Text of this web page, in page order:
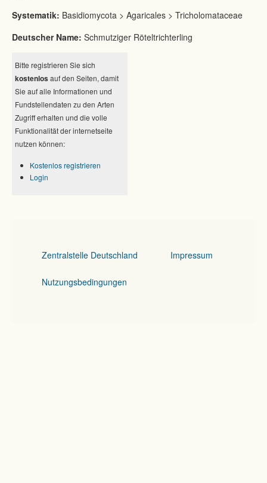
Systematik: Basidiomycota > Agaricales > Tricholomataceae
Deutscher Name: Schmutziger Röteltrichterling
Bitte registrieren Sie sich
kostenlos auf den Seiten, damit
Sie auf alle Informationen und
Fundstellendaten zu den Arten
Zugriff erhalten und die volle
Funktionalität der internetseite
nutzen können:
Kostenlos registrieren
Login
Zentralstelle Deutschland Impressum
Nutzungsbedingungen